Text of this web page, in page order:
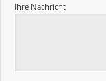
Ihre Nachricht